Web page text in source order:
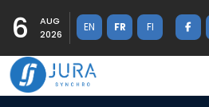
6
AUG
2026
EN FR FI